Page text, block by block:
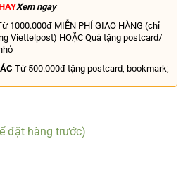
Xem ngay
1000.000đ MIỄN PHÍ GIAO HÀNG (chỉ
Viettelpost) HOẶC Quà tặng postcard/
Từ 500.000đ tặng postcard, bookmark;
đặt hàng trước)
(tiểu thuyết lịch sử) – Nguyễn Hữu Nam